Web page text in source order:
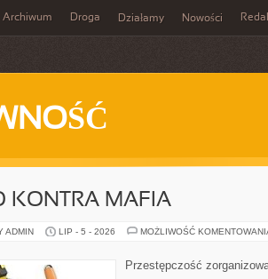
Archiwum Droga Działamy Nowości
KONTRA MAFIA
ADMIN LIP - 5 - 2026 MOŻLIWOŚĆ
Przestępczość